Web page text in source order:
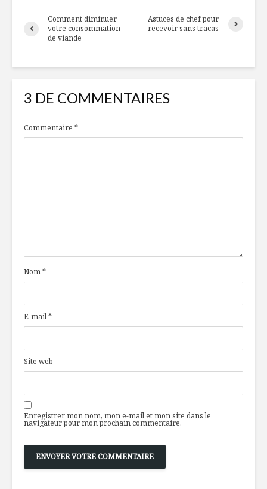
Comment diminuer
votre consommation
de viande
Astuces de chef pour
recevoir sans tracas
3 DE COMMENTAIRES
Commentaire *
Nom*
E-mail*
Site web
Enregistrer mon nom, mon e-mail et mon site dans le
navigateur pour mon prochain commentaire.